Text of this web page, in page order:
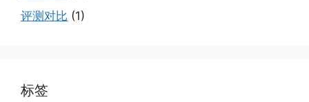
评测对比 (1)
标签